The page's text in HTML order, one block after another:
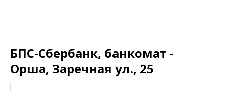
БПС-Сбербанк, банкомат -
Орша, Заречная ул., 25